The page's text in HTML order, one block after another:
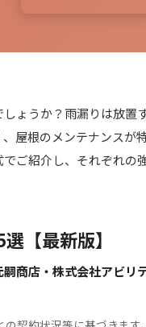
ょうか？雨漏りは放置
屋根のメンテナンスが
ご紹介し、それぞれの
【最新版】
商店・株式会社アビリ